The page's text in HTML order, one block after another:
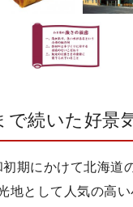
で続いた好景
期にかけて北海道
地として人気の高